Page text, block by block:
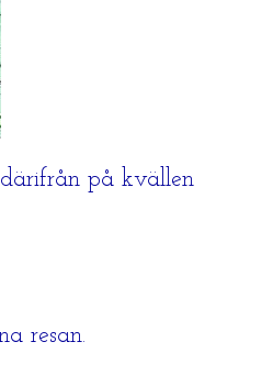
på kvällen
resan.